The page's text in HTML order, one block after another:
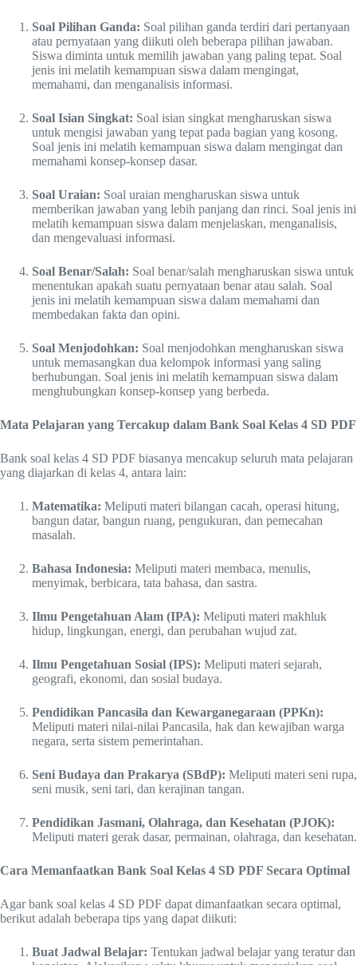
Soal Pilihan Ganda: Soal pilihan ganda terdiri dari pertanyaan
atau pernyataan yang diikuti oleh beberapa pilihan jawaban.
Siswa diminta untuk memilih jawaban yang paling tepat. Soal
jenis ini melatih kemampuan siswa dalam mengingat,
memahami, dan menganalisis informasi.
Soal Isian Singkat: Soal isian singkat mengharuskan siswa
untuk mengisi jawaban yang tepat pada bagian yang kosong.
Soal jenis ini melatih kemampuan siswa dalam mengingat dan
memahami konsep-konsep dasar.
Soal Uraian: Soal uraian mengharuskan siswa untuk
memberikan jawaban yang lebih panjang dan rinci. Soal jenis ini
melatih kemampuan siswa dalam menjelaskan, menganalisis,
dan mengevaluasi informasi.
Soal Benar/Salah: Soal benar/salah mengharuskan siswa untuk
menentukan apakah suatu pernyataan benar atau salah. Soal
jenis ini melatih kemampuan siswa dalam memahami dan
membedakan fakta dan opini.
Soal Menjodohkan: Soal menjodohkan mengharuskan siswa
untuk memasangkan dua kelompok informasi yang saling
berhubungan. Soal jenis ini melatih kemampuan siswa dalam
menghubungkan konsep-konsep yang berbeda.
Mata Pelajaran yang Tercakup dalam Bank Soal Kelas 4 SD PDF
Bank soal kelas 4 SD PDF biasanya mencakup seluruh mata pelajaran
yang diajarkan di kelas 4, antara lain:
Matematika: Meliputi materi bilangan cacah, operasi hitung,
bangun datar, bangun ruang, pengukuran, dan pemecahan
masalah.
Bahasa Indonesia: Meliputi materi membaca, menulis,
menyimak, berbicara, tata bahasa, dan sastra.
Ilmu Pengetahuan Alam (IPA): Meliputi materi makhluk
hidup, lingkungan, energi, dan perubahan wujud zat.
Ilmu Pengetahuan Sosial (IPS): Meliputi materi sejarah,
geografi, ekonomi, dan sosial budaya.
Pendidikan Pancasila dan Kewarganegaraan (PPKn):
Meliputi materi nilai-nilai Pancasila, hak dan kewajiban warga
negara, serta sistem pemerintahan.
Seni Budaya dan Prakarya (SBdP): Meliputi materi seni rupa,
seni musik, seni tari, dan kerajinan tangan.
Pendidikan Jasmani, Olahraga, dan Kesehatan (PJOK):
Meliputi materi gerak dasar, permainan, olahraga, dan kesehatan.
Cara Memanfaatkan Bank Soal Kelas 4 SD PDF Secara Optimal
Agar bank soal kelas 4 SD PDF dapat dimanfaatkan secara optimal,
berikut adalah beberapa tips yang dapat diikuti:
Buat Jadwal Belajar: Tentukan jadwal belajar yang teratur dan